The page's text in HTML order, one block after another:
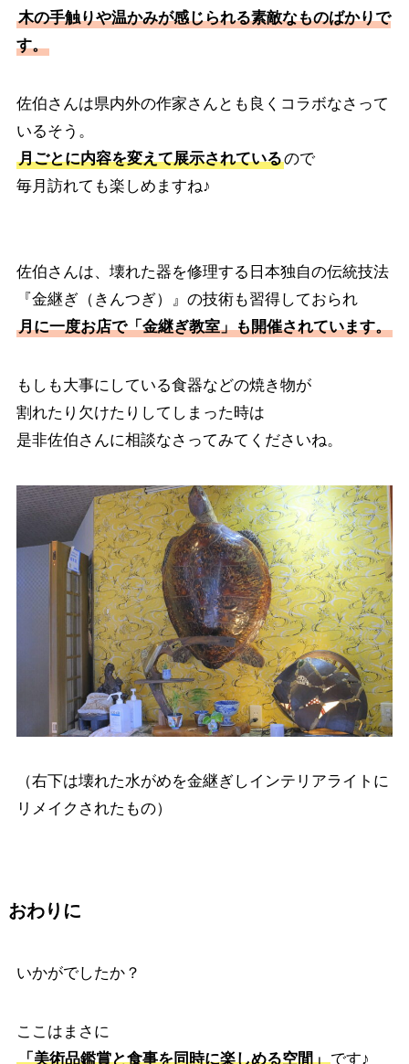
木の手触りや温かみが感じられる素敵なものばかりで
す。
佐伯さんは県内外の作家さんとも良くコラボなさって
いるそう。
月ごとに内容を変えて展示されているので
毎月訪れても楽しめますね♪
佐伯さんは、壊れた器を修理する日本独自の伝統技法
『金継ぎ（きんつぎ）』の技術も習得しておられ
月に一度お店で「金継ぎ教室」も開催されています。
もしも大事にしている食器などの焼き物が
割れたり欠けたりしてしまった時は
是非佐伯さんに相談なさってみてくださいね。
（右下は壊れた水がめを金継ぎしインテリアライトに
リメイクされたもの）
おわりに
いかがでしたか？
ここはまさに
「美術品鑑賞と食事を同時に楽しめる空間」です♪